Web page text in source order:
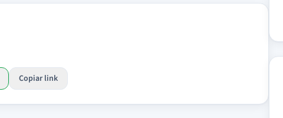
Copiar link